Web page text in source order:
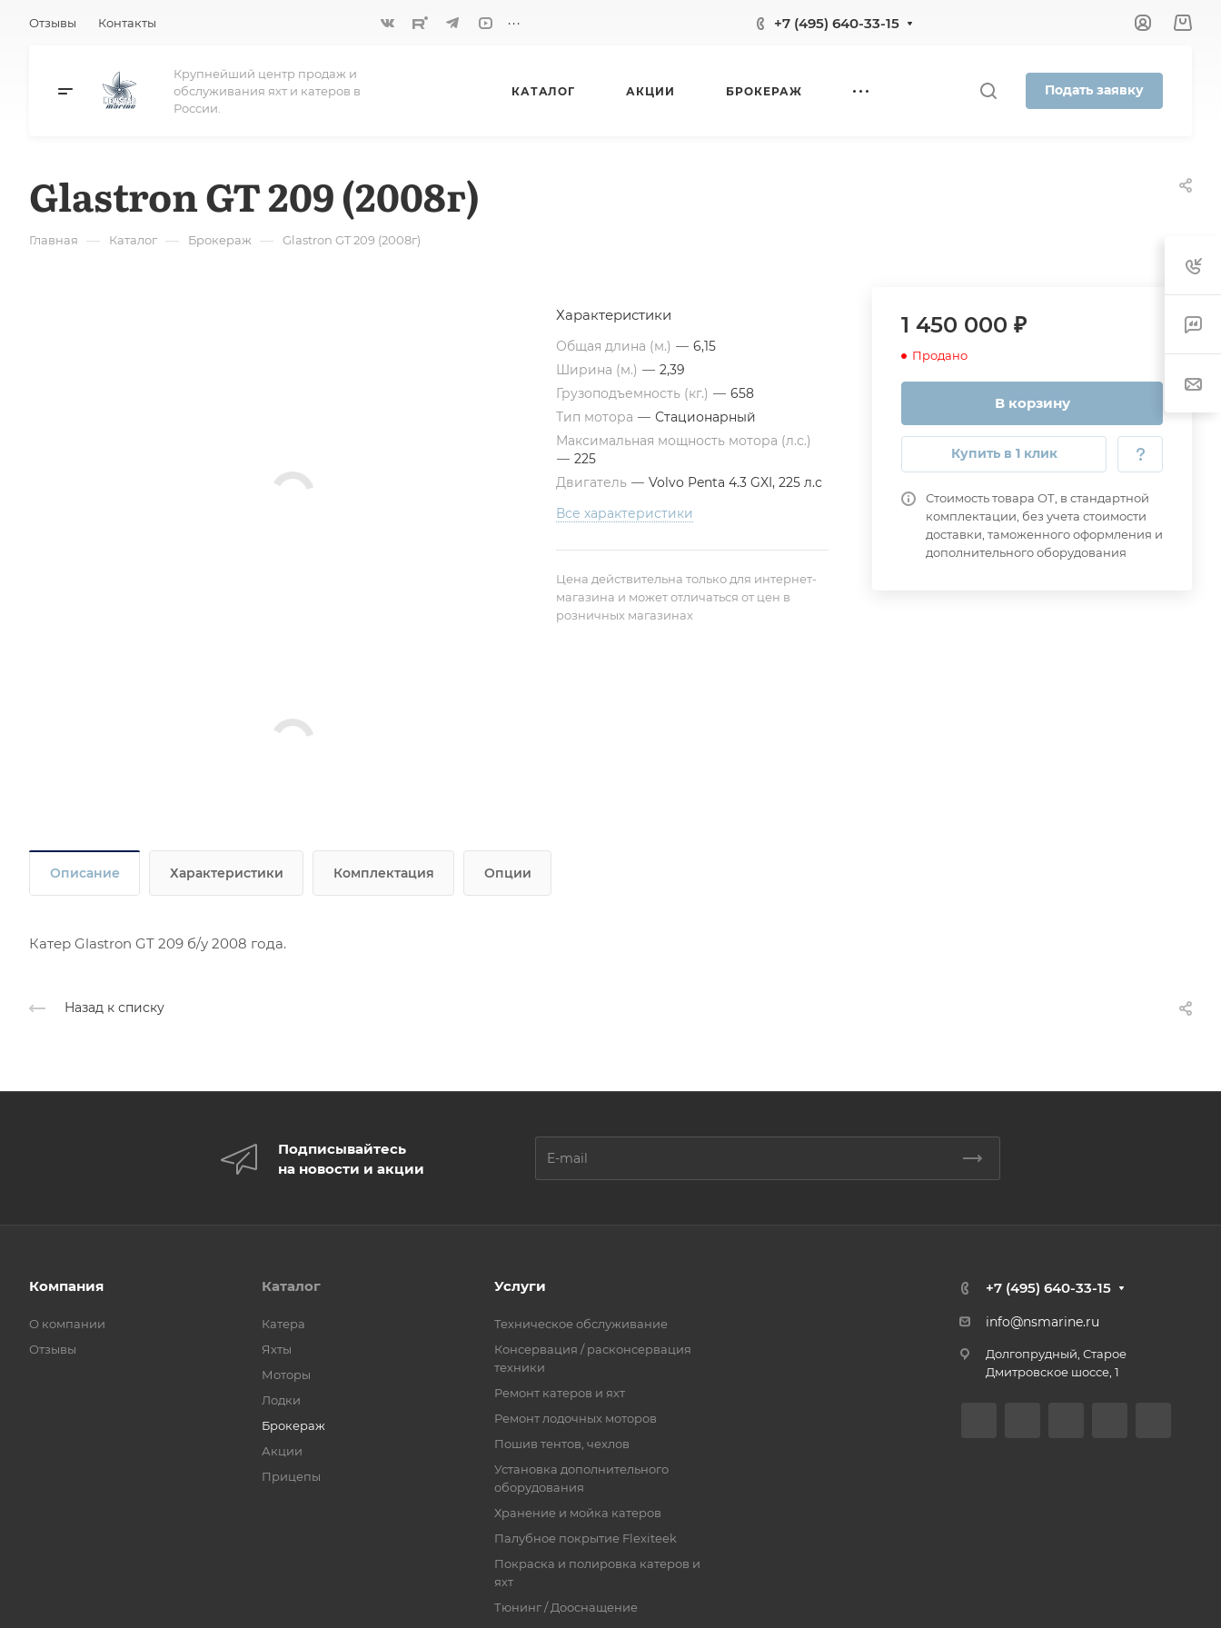
Отзывы Контакты ... +7 (495) 640-33-15
Крупнейший центр продаж и
обслуживания яхт и катеров в
России.
КАТАЛОГ АКЦИИ БРОКЕРАЖ Подать заявку
Glastron GT 209 (2008г)
Главная — Каталог — Брокераж — Glastron GT 209 (2008г)
1 450 000 ₽
Продано
В корзину
Купить в 1 клик
Стоимость товара ОТ, в стандартной
комплектации, без учета стоимости
доставки, таможенного оформления и
дополнительного оборудования
Характеристики
Общая длина (м.) — 6,15
Ширина (м.) — 2,39
Грузоподъемность (кг.) — 658
Тип мотора — Стационарный
Максимальная мощность мотора (л.с.)
— 225
Двигатель — Volvo Penta 4.3 GXI, 225 л.с
Все характеристики
Цена действительна только для интернет-
магазина и может отличаться от цен в
розничных магазинах
Описание Характеристики Комплектация Опции
Катер Glastron GT 209 б/у 2008 года.
Назад к списку
Подписывайтесь
на новости и акции
Компания
О компании
Отзывы
Каталог
Катера
Яхты
Моторы
Лодки
Брокераж
Акции
Прицепы
Услуги
Техническое обслуживание
Консервация / расконсервация
техники
Ремонт катеров и яхт
Ремонт лодочных моторов
Пошив тентов, чехлов
Установка дополнительного
оборудования
Хранение и мойка катеров
Палубное покрытие Flexiteek
Покраска и полировка катеров и
яхт
Тюнинг / Дооснащение
+7 (495) 640-33-15
info@nsmarine.ru
Долгопрудный, Старое
Дмитровское шоссе, 1